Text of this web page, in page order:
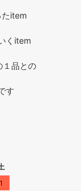
たitem
くitem
１品との
す
1